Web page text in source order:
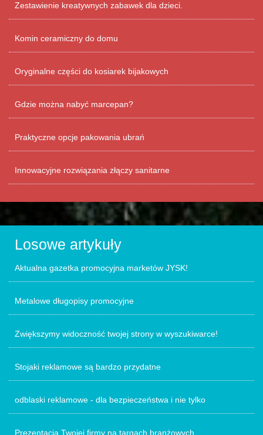
Zestawienie kreatywnych zabawek dla dzieci.
Komin ceramiczny do domu
Oryginalne części do kosiarek bijakowych
Gdzie można nabyć marcepan?
Praktyczne opcje pakowania ubrań
Innowacyjne rozwiązania złączy sanitarne
Losowe artykuły
Aktualna gazetka promocyjna marketów JYSK!
Metalowe długopisy promocyjne
Zwiększymy widoczność twojej strony w wyszukiwarce!
Stojaki reklamowe są bardzo przydatne
odblaski reklamowe - dla bezpieczeństwa i nie tylko
Prezentacja Twojej firmy na targach branżowych